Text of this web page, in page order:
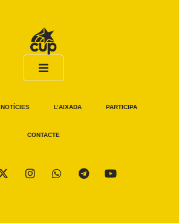
NOTÍCIES L’AIXADA PARTICIPA
CONTACTE